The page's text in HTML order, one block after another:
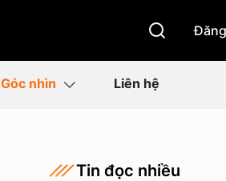
Góc nhìn Liên hệ
Tin đọc nhiều